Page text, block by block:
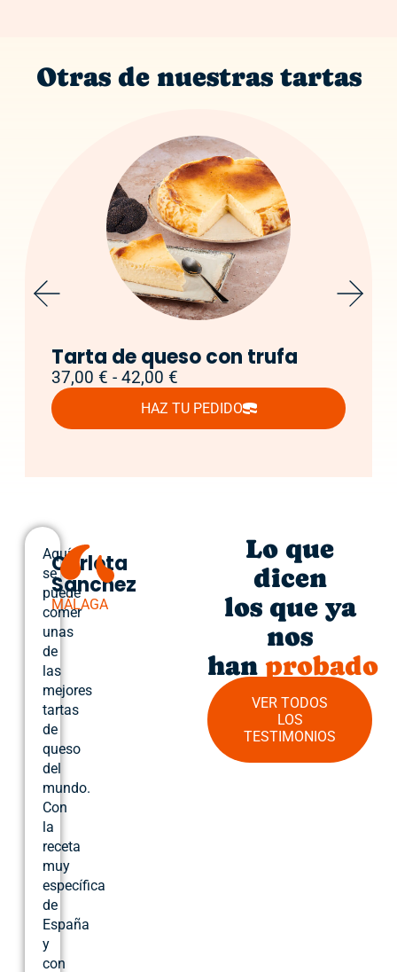
Otras de nuestras tartas
Tarta de queso con trufa
37,00 € - 42,00 €
HAZ TU PEDIDO
Aquí
se
puede
comer
unas
de
las
mejores
tartas
de
queso
del
mundo.
Con
la
receta
muy
específica
de
España
y
con
Carlota
Sánchez
MÁLAGA
Lo que
dicen
los que ya
nos
han probado
VER TODOS
LOS
TESTIMONIOS